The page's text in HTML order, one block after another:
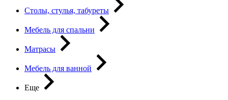
Столы, стулья, табуреты
Мебель для спальни
Матрасы
Мебель для ванной
Еще